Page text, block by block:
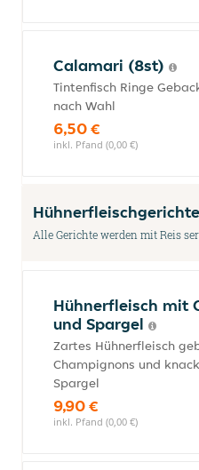
Calamari (8st)
Tintenfisch Ringe
nach Wahl
6,50 €
inkl. Pfand (0,00 €)
Hühnerfleischgerichte
Alle Gerichte werden mit Reis
Hühnerfleisch mit
und Spargel
Zartes Hühnerfleisch
Champignons und
Spargel
9,90 €
inkl. Pfand (0,00 €)